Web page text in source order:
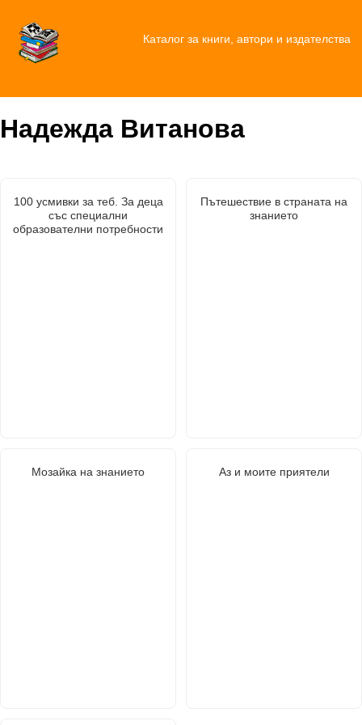
Каталог за книги, автори и издателства
Надежда Витанова
100 усмивки за теб. За деца
със специални
образователни потребности
Пътешествие в страната на
знанието
Мозайка на знанието Аз и моите приятели